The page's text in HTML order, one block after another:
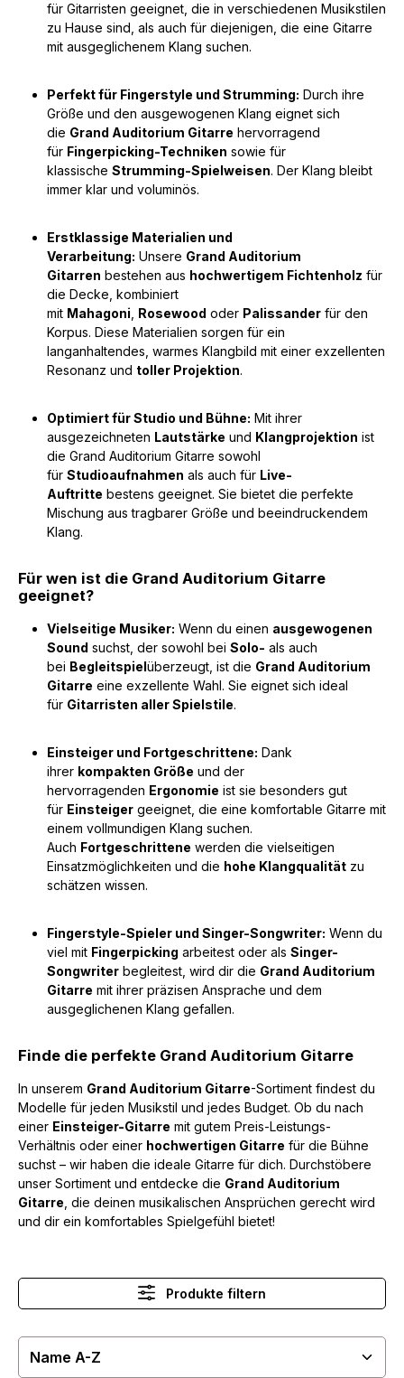
für Gitarristen geeignet, die in verschiedenen Musikstilen
zu Hause sind, als auch für diejenigen, die eine Gitarre
mit ausgeglichenem Klang suchen.
Perfekt für Fingerstyle und Strumming: Durch ihre
Größe und den ausgewogenen Klang eignet sich
die Grand Auditorium Gitarre hervorragend
für Fingerpicking-Techniken sowie für
klassische Strumming-Spielweisen. Der Klang bleibt
immer klar und voluminös.
Erstklassige Materialien und
Verarbeitung: Unsere Grand Auditorium
Gitarren bestehen aus hochwertigem Fichtenholz für
die Decke, kombiniert
mit Mahagoni Rosewood oder Palissander für den
Korpus. Diese Materialien sorgen für ein
langanhaltendes, warmes Klangbild mit einer exzellenten
Resonanz und toller Projektion.
Optimiert für Studio und Bühne: Mit ihrer
ausgezeichneten Lautstärke und Klangprojektion ist
die Grand Auditorium Gitarre sowohl
für Studioaufnahmen als auch für Live-
Auftritte bestens geeignet. Sie bietet die perfekte
Mischung aus tragbarer Größe und beeindruckendem
Klang.
Für wen ist die Grand Auditorium Gitarre
geeignet?
Vielseitige Musiker: Wenn du einen ausgewogenen
Sound suchst, der sowohl bei Solo- als auch
bei Begleitspielüberzeugt, ist die Grand Auditorium
Gitarre eine exzellente Wahl. Sie eignet sich ideal
für Gitarristen aller Spielstile.
Einsteiger und Fortgeschrittene: Dank
ihrer kompakten Größe und der
hervorragenden Ergonomie ist sie besonders gut
für Einsteiger geeignet, die eine komfortable Gitarre mit
einem vollmundigen Klang suchen.
Auch Fortgeschrittene werden die vielseitigen
Einsatzmöglichkeiten und die hohe Klangqualität zu
schätzen wissen.
Fingerstyle-Spieler und Singer-Songwriter: Wenn du
viel mit Fingerpicking arbeitest oder als Singer-
Songwriter begleitest, wird dir die Grand Auditorium
Gitarre mit ihrer präzisen Ansprache und dem
ausgeglichenen Klang gefallen.
Finde die perfekte Grand Auditorium Gitarre
In unserem Grand Auditorium Gitarre-Sortiment findest du
Modelle für jeden Musikstil und jedes Budget. Ob du nach
einer Einsteiger-Gitarre mit gutem Preis-Leistungs-
Verhältnis oder einer hochwertigen Gitarre für die Bühne
suchst – wir haben die ideale Gitarre für dich. Durchstöbere
unser Sortiment und entdecke die Grand Auditorium
Gitarre , die deinen musikalischen Ansprüchen gerecht wird
und dir ein komfortables Spielgefühl bietet!
Produkte filtern